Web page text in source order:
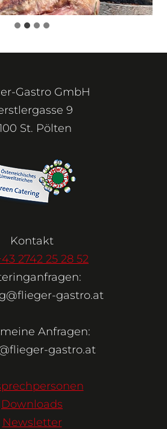
Gastro GmbH
9
St. Pölten
Kontakt
2742 25 28 52
gastro.at
Anfragen:
gastro.at
Downloads
Newsletter